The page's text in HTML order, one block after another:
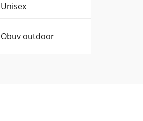
Unisex
Obuv outdoor